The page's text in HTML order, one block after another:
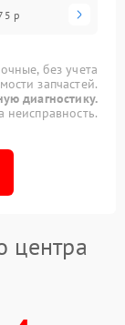
р
без учета
запчастей.
диагностику.
центра